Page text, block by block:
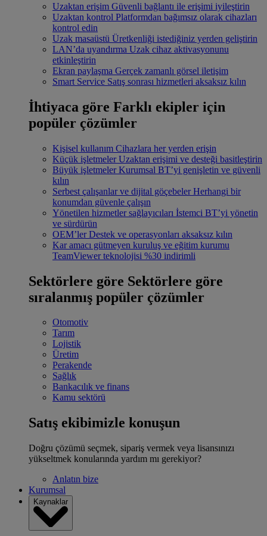
Uzaktan erişim Güvenli bağlantı ile erişimi iyileştirin
Uzaktan kontrol Platformdan bağımsız olarak cihazları
kontrol edin
Uzak masaüstü Üretkenliği istediğiniz yerden geliştirin
LAN’da uyandırma Uzak cihaz aktivasyonunu
etkinleştirin
Ekran paylaşma Gerçek zamanlı görsel iletişim
Smart Service Satış sonrası hizmetleri aksaksız kılın
İhtiyaca göre Farklı ekipler için
popüler çözümler
Kişisel kullanım Cihazlara her yerden erişin
Küçük işletmeler Uzaktan erişimi ve desteği basitleştirin
Büyük işletmeler Kurumsal BT’yi genişletin ve güvenli
kılın
Serbest çalışanlar ve dijital göçebeler Herhangi bir
konumdan güvenle çalışın
Yönetilen hizmetler sağlayıcıları İstemci BT’yi yönetin
ve sürdürün
OEM’ler Destek ve operasyonları aksaksız kılın
Kar amacı gütmeyen kuruluş ve eğitim kurumu
TeamViewer teknolojisi %30 indirimli
Sektörlere göre Sektörlere göre
sıralanmış popüler çözümler
Otomotiv
Tarım
Lojistik
Üretim
Perakende
Sağlık
Bankacılık ve finans
Kamu sektörü
Satış ekibimizle konuşun
Doğru çözümü seçmek, sipariş vermek veya lisansınızı
yükseltmek konularında yardım mı gerekiyor?
Anlatın bize
Kurumsal
Kaynaklar